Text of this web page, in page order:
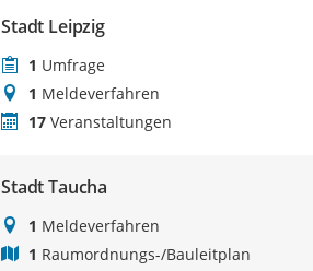
Stadt Leipzig
1 Umfrage
1 Meldeverfahren
17 Veranstaltungen
Stadt Taucha
1 Meldeverfahren
1 Raumordnungs-/Bauleitplan